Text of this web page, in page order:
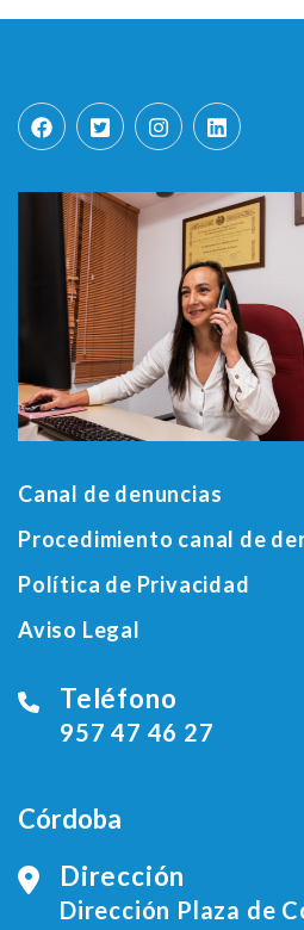
Canal de denuncias
Procedimiento canal de
Política de Privacidad
Aviso Legal
Teléfono
957 47 46 27
Córdoba
Dirección
Dirección Plaza de